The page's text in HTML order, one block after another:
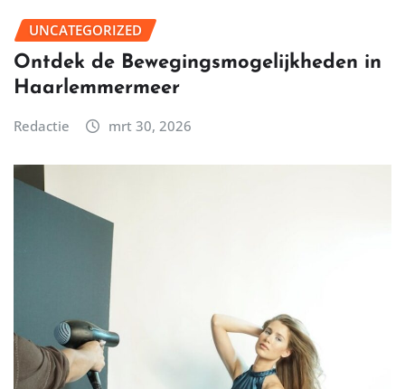
UNCATEGORIZED
Ontdek de Bewegingsmogelijkheden in
Haarlemmermeer
Redactie mrt 30, 2026